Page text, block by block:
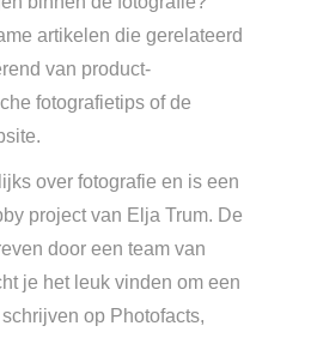
artikelen die gerelateerd
van product-
fotografietips of de
over fotografie en is een
project van Elja Trum. De
door een team van
je het leuk vinden om een
op Photofacts,